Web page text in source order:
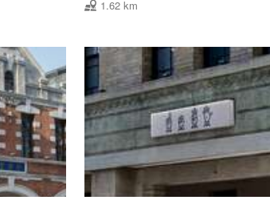
1.62 km